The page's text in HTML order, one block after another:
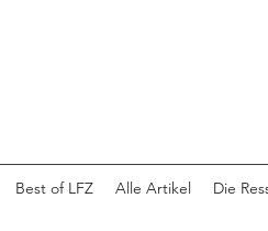
Best of LFZ Alle Artikel Die